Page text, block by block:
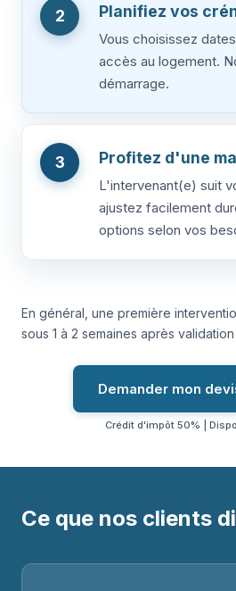
2 Planifiez vos
Vous choisissez
accès au logement.
démarrage.
3 Profitez d'une
L'intervenant(e) suit
ajustez facilement
options selon vos
En général, une première
sous 1 à 2 semaines après
Demander mon
Crédit d'impôt 50% |
Ce que nos clients